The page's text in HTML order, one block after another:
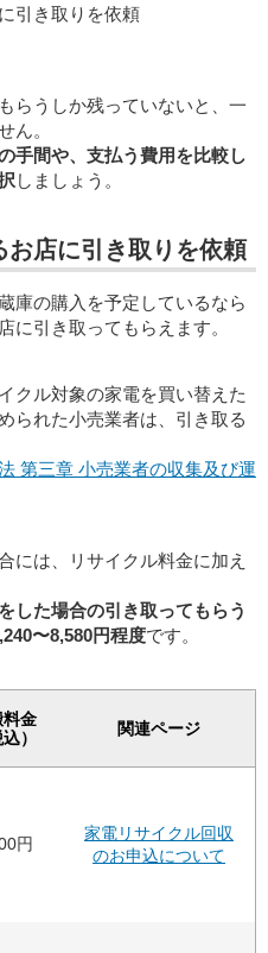
引き取りを依頼
らうしか残っていないと、一
ん。
手間や、支払う費用を比較し
しましょう。
お店に引き取りを依頼
庫の購入を予定しているなら
に引き取ってもらえます。
クル対象の家電を買い替えた
られた小売業者は、引き取る
第三章 小売業者の収集及び運
には、リサイクル料金に加え
した場合の引き取ってもらう
〜8,580円程度です。
金
込）
関連ページ
円
家電リサイクル回収
のお申込について